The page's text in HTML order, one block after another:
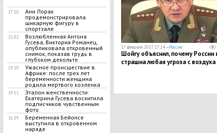
17:10
Ани Лорак
продемонстрировала
шикарную фигуру в
спортзале
21:02
Возлюбленная Антона
Гусева, Виктория Романец,
опубликовала откровенный
снимок, показав грудь в
глубоком декольте
23:10
Ужасное происшествие в
Африке: после трех лет
беременности женщина
родила мертвого козленка
19:51
Эталон женственности:
Екатерина Гусева восхитила
подписчиков чувственным
фото
16:39
Беременная Бейонсе
выступила в откровенном
наряде
17 февраля 2017, 17:24 —Россия
Шойгу объяснил, почему России
страшна любая угроза с воздуха